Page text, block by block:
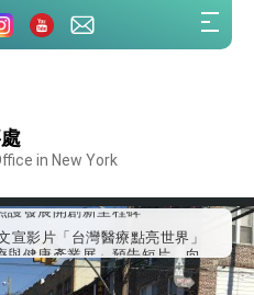
in New York
利桑納州設立「駐鳳凰城辦
化台美交流合作
護發展開創新里程碑
與健康產業展」預告短片，向
全球健康的創新能量
返國談話 強調臺灣人有權利
念相近國家共同維護國際秩序